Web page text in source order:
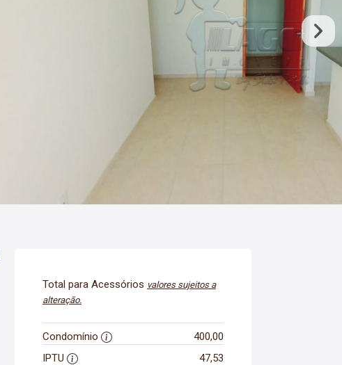
Total para Acessórios valores sujeitos a
alteração.
Condomínio
400,00
IPTU
47,53